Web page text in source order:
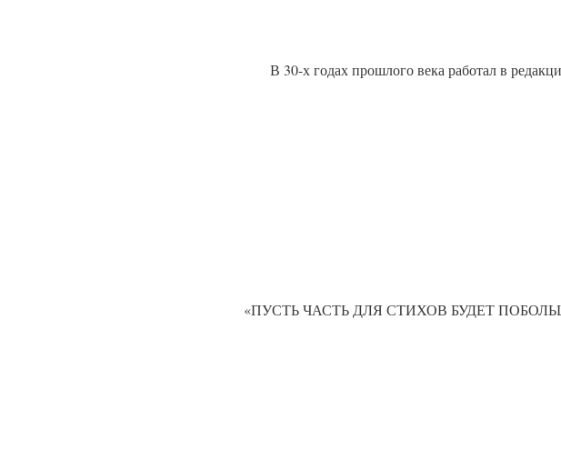
В 30-х годах прошлого века работал в
«ПУСТЬ ЧАСТЬ ДЛЯ СТИХОВ БУДЕТ